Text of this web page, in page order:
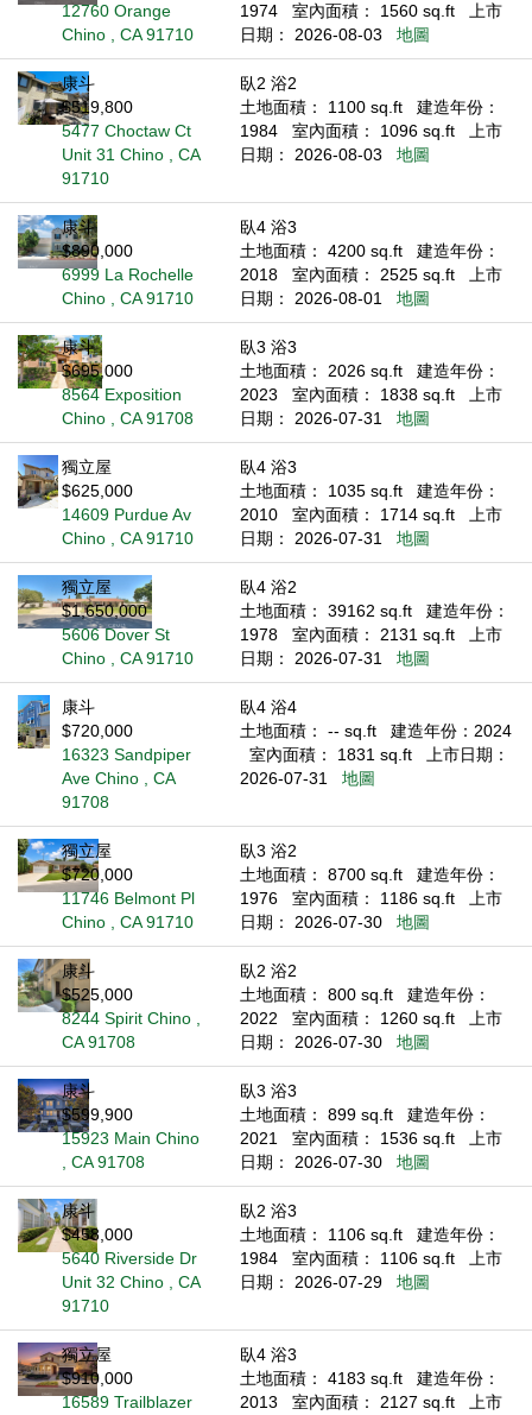
12760 Orange
Chino , CA 91710
1974
室內面積： 1560 sq.ft
上市
日期： 2026-08-03
地圖
康斗
$519,800
5477 Choctaw Ct
Unit 31 Chino , CA
91710
臥2 浴2
土地面積： 1100 sq.ft
建造年份：
1984
室內面積： 1096 sq.ft
上市
日期： 2026-08-03
地圖
康斗
$890,000
6999 La Rochelle
Chino , CA 91710
臥4 浴3
土地面積： 4200 sq.ft
建造年份：
2018
室內面積： 2525 sq.ft
上市
日期： 2026-08-01
地圖
康斗
$695,000
8564 Exposition
Chino , CA 91708
臥3 浴3
土地面積： 2026 sq.ft
建造年份：
2023
室內面積： 1838 sq.ft
上市
日期： 2026-07-31
地圖
獨立屋
$625,000
14609 Purdue Av
Chino , CA 91710
臥4 浴3
土地面積： 1035 sq.ft
建造年份：
2010
室內面積： 1714 sq.ft
上市
日期： 2026-07-31
地圖
獨立屋
$1,650,000
5606 Dover St
Chino , CA 91710
臥4 浴2
土地面積： 39162 sq.ft
建造年份：
1978
室內面積： 2131 sq.ft
上市
日期： 2026-07-31
地圖
康斗
$720,000
16323 Sandpiper
Ave Chino , CA
91708
臥4 浴4
土地面積： -- sq.ft
建造年份：2024
室內面積： 1831 sq.ft
上市日期：
2026-07-31
地圖
獨立屋
$720,000
11746 Belmont Pl
Chino , CA 91710
臥3 浴2
土地面積： 8700 sq.ft
建造年份：
1976
室內面積： 1186 sq.ft
上市
日期： 2026-07-30
地圖
康斗
$525,000
8244 Spirit Chino ,
CA 91708
臥2 浴2
土地面積： 800 sq.ft
建造年份：
2022
室內面積： 1260 sq.ft
上市
日期： 2026-07-30
地圖
康斗
$599,900
15923 Main Chino
, CA 91708
臥3 浴3
土地面積： 899 sq.ft
建造年份：
2021
室內面積： 1536 sq.ft
上市
日期： 2026-07-30
地圖
康斗
$458,000
5640 Riverside Dr
Unit 32 Chino , CA
91710
臥2 浴3
土地面積： 1106 sq.ft
建造年份：
1984
室內面積： 1106 sq.ft
上市
日期： 2026-07-29
地圖
獨立屋
$910,000
16589 Trailblazer
臥4 浴3
土地面積： 4183 sq.ft
建造年份：
2013
室內面積： 2127 sq.ft
上市